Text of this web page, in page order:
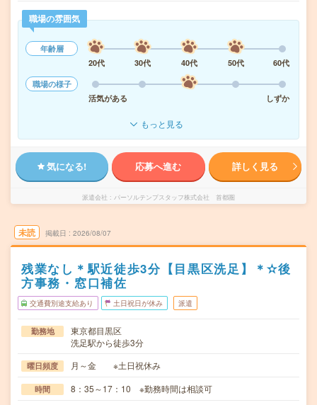
職場の雰囲気
年齢層
20代
30代 40代 50代
60代
職場の様子
活気がある
しずか
もっと見る
気になる! 応募へ進む 詳しく見る
派遣会社 パーソルテンプスタッフ株式会社 首都圏
未読 掲載日 2026/08/07
残業なし＊駅近徒歩3分【目黒区洗足】＊✫後
方事務・窓口補佐
交通費別途支給あり 土日祝日が休み 派遣
勤務地
東京都目黒区
洗足駅から徒歩3分
曜日頻度 月～金 ※土日祝休み
時間 8：35～17：10 ※勤務時間は相談可